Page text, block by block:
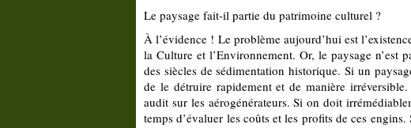
Le paysage fait-il partie du patrimoine culturel ?
À l’évidence ! Le problème aujourd’hui est
la Culture et l’Environnement. Or, le paysage n’est
des siècles de sédimentation historique. Si un
de le détruire rapidement et de manière
audit sur les aérogénérateurs. Si on doit
temps d’évaluer les coûts et les profits de ces